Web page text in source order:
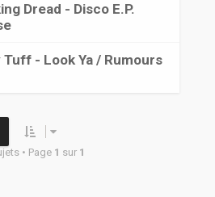
Dread - Disco E.P.
Tuff - Look Ya / Rumours
• Page 1 sur 1